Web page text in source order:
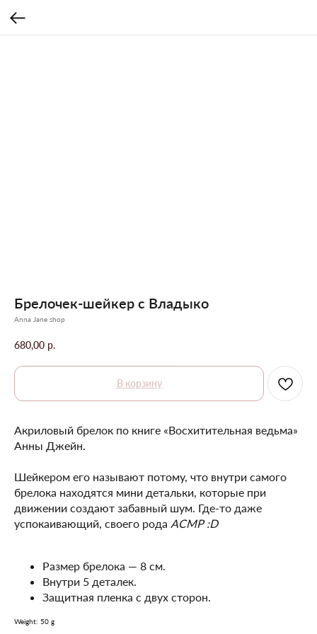
Брелочек-шейкер с Владыко
Anna Jane shop
680,00 р.
В корзину
Акриловый брелок по книге «Восхитительная ведьма»
Анны Джейн.
Шейкером его называют потому, что внутри самого
брелока находятся мини детальки, которые при
движении создают забавный шум. Где-то даже
успокаивающий, своего рода АСМР :D
Размер брелока — 8 см.
Внутри 5 деталек.
Защитная пленка с двух сторон.
Weight: 50 g